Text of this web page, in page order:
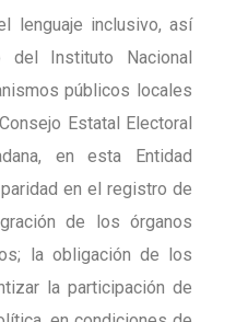
lenguaje inclusivo, así
del Instituto Nacional
públicos locales
Estatal Electoral
en esta Entidad
en el registro de
de los órganos
la obligación de los
la participación de